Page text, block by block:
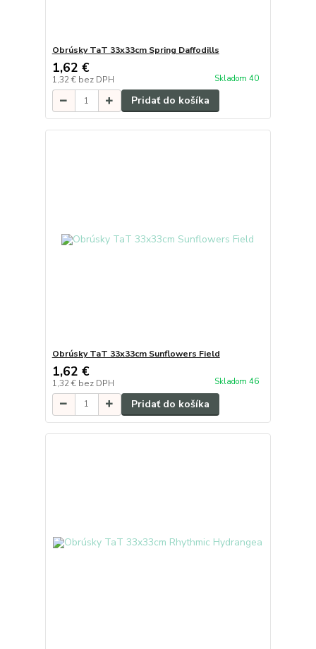
Obrúsky TaT 33x33cm Spring Daffodills
1,62 €
1,32 € bez DPH Skladom 40
Pridať do košíka
Obrúsky TaT 33x33cm Sunflowers Field
1,62 €
1,32 € bez DPH Skladom 46
Pridať do košíka